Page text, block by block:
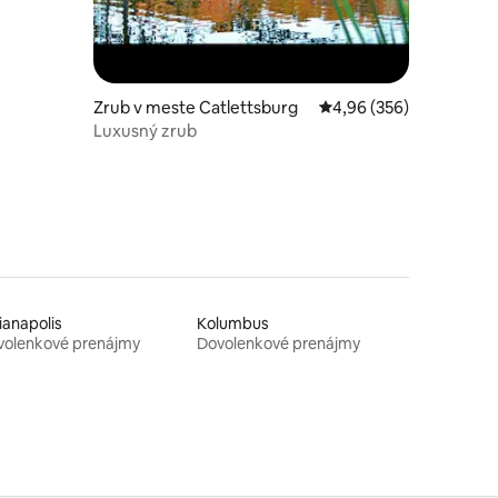
Zrub v meste Catlettsburg Priemerné
4,96 (356)
Luxusný zrub
prenájmy
Kolumbus
Dovolenkové prenájmy